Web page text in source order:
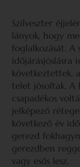
Szilveszter
lányok, hogy
foglalkozását. A
időjárásjóslásra
következtettek,
telet jósoltak. A
csapadékos
jelképező
következő év
gerezd
gerezdben
vagy esős lesz.